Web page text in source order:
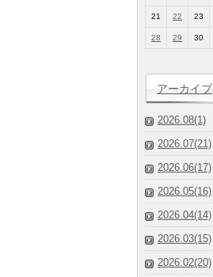
21 22 23
28 29 30
アーカイブ
2026.08(1)
2026.07(21)
2026.06(17)
2026.05(16)
2026.04(14)
2026.03(15)
2026.02(20)